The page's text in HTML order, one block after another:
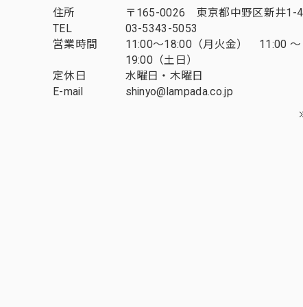
住所
〒165-0026 東京都中野区新井1-
TEL
03-5343-5053
営業時間
11:00～18:00（月火金） 11:00 ～
19:00（土日）
定休日
水曜日・木曜日
E-mail
shinyo@lampada.co.jp